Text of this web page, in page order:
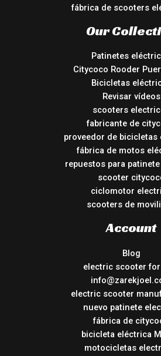
fábrica de scooters
Our
Patinetes
Citycoco Rooder
Bicicletas
Revisar vídeos
scooters
fabricante de
proveedor de bicicletas
fábrica de motos
repuestos para
scooter
ciclomotor
scooters de
Account
Blog
electric scooter
electric scooter
nuevo patinete
fábrica de
bicicleta eléctrica
motocicletas